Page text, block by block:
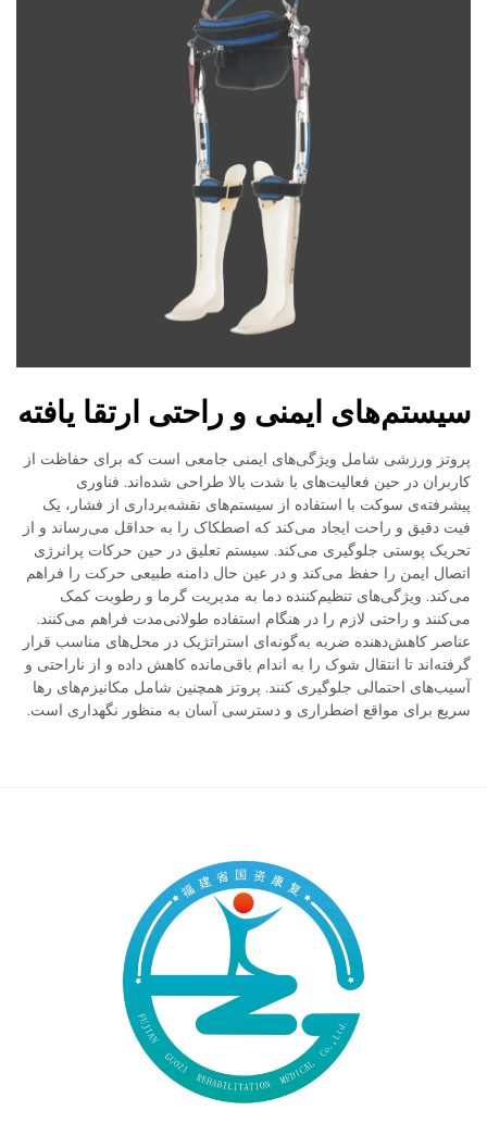
سیستم‌های ایمنی و راحتی ارتقا یافته
پروتز ورزشی شامل ویژگی‌های ایمنی جامعی است که برای حفاظت از
کاربران در حین فعالیت‌های با شدت بالا طراحی شده‌اند. فناوری
پیشرفته‌ی سوکت با استفاده از سیستم‌های نقشه‌برداری از فشار، یک
فیت دقیق و راحت ایجاد می‌کند که اصطکاک را به حداقل می‌رساند و از
تحریک پوستی جلوگیری می‌کند. سیستم تعلیق در حین حرکات پرانرژی
اتصال ایمن را حفظ می‌کند و در عین حال دامنه طبیعی حرکت را فراهم
می‌کند. ویژگی‌های تنظیم‌کننده دما به مدیریت گرما و رطوبت کمک
می‌کنند و راحتی لازم را در هنگام استفاده طولانی‌مدت فراهم می‌کنند.
عناصر کاهش‌دهنده ضربه به‌گونه‌ای استراتژیک در محل‌های مناسب قرار
گرفته‌اند تا انتقال شوک را به اندام باقی‌مانده کاهش داده و از ناراحتی و
آسیب‌های احتمالی جلوگیری کنند. پروتز همچنین شامل مکانیزم‌های رها
سریع برای مواقع اضطراری و دسترسی آسان به منظور نگهداری است.